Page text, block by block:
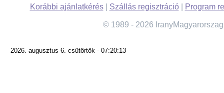
Korábbi ajánlatkérés| Szállás regisztráció| Program
© 1989 - 2026
2026. augusztus 6. csütörtök - 07:20:13